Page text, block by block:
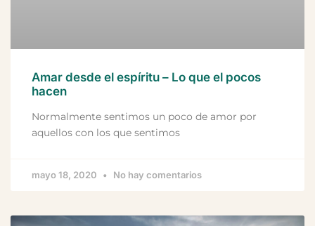
Amar desde el espíritu – Lo que el pocos
hacen
Normalmente sentimos un poco de amor por
aquellos con los que sentimos
mayo 18, 2020 No hay comentarios